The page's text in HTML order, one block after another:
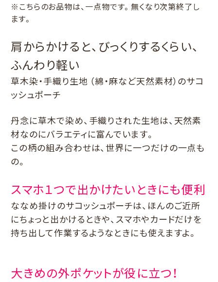
※こちらのお品物は、一点物です。無くなり次第終了し
ます。
肩からかけると、びっくりするくらい、
ふんわり軽い
草木染・手織り生地 （綿・麻など天然素材）のサコ
ッシュポーチ
丹念に草木で染め、手織りされた生地は、天然素
材なのにバラエティに富んでいます。
この柄の組み合わせは、世界に一つだけの一点も
の。
スマホ１つで出かけたいときにも便利
ななめ掛けのサコッシュポーチは、ほんのご近所
にちょっと出かけるときや、スマホやカードだけを
持ち出して作業するようなときにも使えますよ。
大きめの外ポケットが役に立つ！